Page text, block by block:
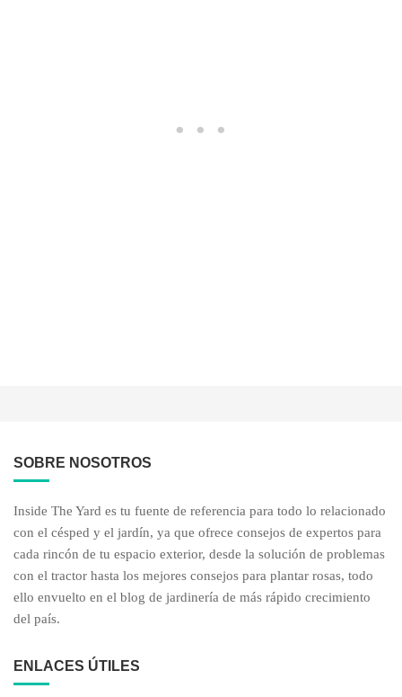
SOBRE NOSOTROS
Inside The Yard es tu fuente de referencia para todo lo relacionado
con el césped y el jardín, ya que ofrece consejos de expertos para
cada rincón de tu espacio exterior, desde la solución de problemas
con el tractor hasta los mejores consejos para plantar rosas, todo
ello envuelto en el blog de jardinería de más rápido crecimiento
del país.
ENLACES ÚTILES